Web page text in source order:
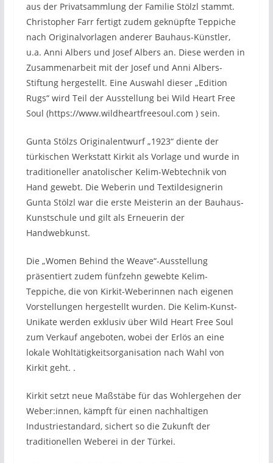
aus der Privatsammlung der Familie Stölzl stammt.
Christopher Farr fertigt zudem geknüpfte Teppiche
nach Originalvorlagen anderer Bauhaus-Künstler,
u.a. Anni Albers und Josef Albers an. Diese werden in
Zusammenarbeit mit der Josef und Anni Albers-
Stiftung hergestellt. Eine Auswahl dieser „Edition
Rugs“ wird Teil der Ausstellung bei Wild Heart Free
Soul (https://www.wildheartfreesoul.com ) sein.
Gunta Stölzs Originalentwurf „1923“ diente der
türkischen Werkstatt Kirkit als Vorlage und wurde in
traditioneller anatolischer Kelim-Webtechnik von
Hand gewebt. Die Weberin und Textildesignerin
Gunta Stölzl war die erste Meisterin an der Bauhaus-
Kunstschule und gilt als Erneuerin der
Handwebkunst.
Die „Women Behind the Weave“-Ausstellung
präsentiert zudem fünfzehn gewebte Kelim-
Teppiche, die von Kirkit-Weberinnen nach eigenen
Vorstellungen hergestellt wurden. Die Kelim-Kunst-
Unikate werden exklusiv über Wild Heart Free Soul
zum Verkauf angeboten, wobei der Erlös an eine
lokale Wohltätigkeitsorganisation nach Wahl von
Kirkit geht. .
Kirkit setzt neue Maßstäbe für das Wohlergehen der
Weber:innen, kämpft für einen nachhaltigen
Industriestandard, sichert so die Zukunft der
traditionellen Weberei in der Türkei.